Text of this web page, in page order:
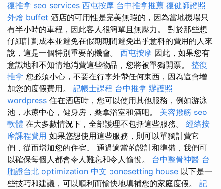
復推拿 seo services 西屯按摩 台中推拿推薦 復健師證照
外燴 buffet 酒店的可用性是完美無瑕的，因為當地機場只
有半小時的車程，因此客人很簡單且無壓力。 對於那些想
仔細計劃成本並避免在假期期間避免出乎意料的費用的人來
說，這是一個特別重要的機會。 西屯按摩 因此，如果您有
意識地和不知情地消費這些物品，您將被單獨開票。 整復
推拿 您必須小心，不要在行李外帶任何東西，因為這會增
加您的度假費用。 記帳士課程 台中推拿 辦護照
wordpress 住在酒店時，您可以使用其他服務，例如游泳
池，水療中心，健身房，桑拿浴室和酒吧。 美容撥筋 seo
軟體 在大多數情況下，全部護理不包括這些服務。 經絡按
摩課程費用 如果您想使用這些服務，則可以單獨計費它
們，從而增加您的住宿。 通過適當的設計和準備，我們可
以確保每個人都會令人難忘和令人愉悅。 台中整骨神醫 台
胞證台北 optimization 中文 bonesetting house 以下是一
些技巧和建議，可以順利而愉快地填補您的家庭度假。 記